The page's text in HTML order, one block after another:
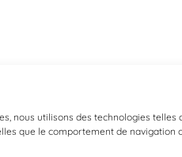
nous utilisons des technologies
que le comportement de